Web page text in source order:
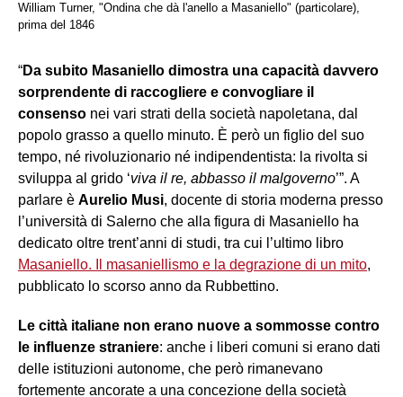
William Turner, "Ondina che dà l'anello a Masaniello" (particolare),
prima del 1846
“Da subito Masaniello dimostra una capacità davvero
sorprendente di raccogliere e convogliare il
consenso nei vari strati della società napoletana, dal
popolo grasso a quello minuto. È però un figlio del suo
tempo, né rivoluzionario né indipendentista: la rivolta si
sviluppa al grido ‘viva il re, abbasso il malgoverno’”. A
parlare è Aurelio Musi, docente di storia moderna presso
l’università di Salerno che alla figura di Masaniello ha
dedicato oltre trent’anni di studi, tra cui l’ultimo libro
Masaniello. Il masaniellismo e la degrazione di un mito,
pubblicato lo scorso anno da Rubbettino.
Le città italiane non erano nuove a sommosse contro
le influenze straniere: anche i liberi comuni si erano dati
delle istituzioni autonome, che però rimanevano
fortemente ancorate a una concezione della società